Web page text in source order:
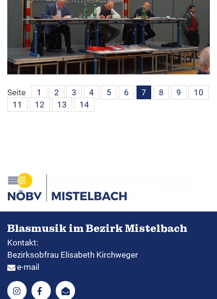
Seite 1 2 3 4 5 6 7 8 9
10
11
12 13 14
Blasmusik im Bezirk Mistelbach
Kontakt:
Bezirksobfrau Elisabeth Kirchweger
e-mail